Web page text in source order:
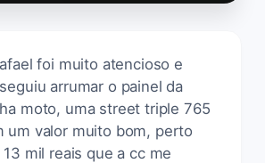
foi muito atencioso e
arrumar o painel da
moto, uma street triple 765
um valor muito bom, perto
13 mil reais que a cc me